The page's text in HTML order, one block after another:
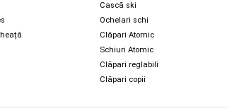
Cască ski
Ochelari schi
Clăpari Atomic
Schiuri Atomic
Clăpari reglabili
Clăpari copii